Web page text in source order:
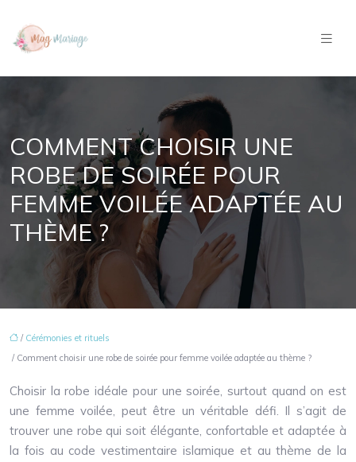
COMMENT CHOISIR UNE
ROBE DE SOIRÉE POUR
FEMME VOILÉE ADAPTÉE AU
THÈME ?
/ Cérémonies et rituels
/ Comment choisir une robe de soirée pour femme voilée adaptée au thème ?
Choisir la robe idéale pour une soirée, surtout quand on est
une femme voilée, peut être un véritable défi. Il s’agit de
trouver une robe qui soit élégante, confortable et adaptée à
la fois au code vestimentaire islamique et au thème de la